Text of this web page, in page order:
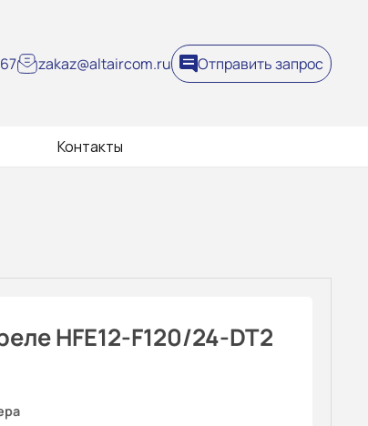
zakaz@altaircom.ru Отправить запрос
Контакты
HFE12-F120/24-DT2